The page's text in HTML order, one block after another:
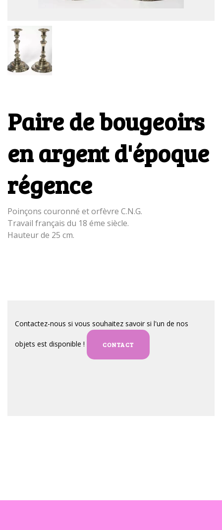
Paire de bougeoirs
en argent d'époque
régence
Poinçons couronné et orfèvre C.N.G.
Travail français du 18 éme siècle.
Hauteur de 25 cm.
Contactez-nous si vous souhaitez savoir si l'un de nos
objets est disponible ! CONTACT